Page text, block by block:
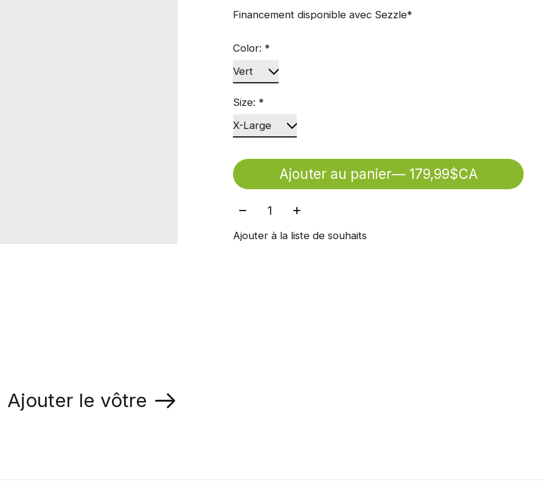
Financement disponible avec Sezzle*
Color: *
Size: *
Ajouter au panier
— 179,99$CA
Quantité:
Ajouter à la liste de souhaits
Ajouter le vôtre